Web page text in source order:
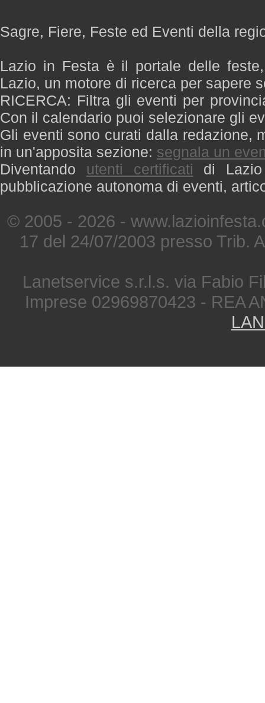
Sagre, Fiere, Feste ed Eventi della
Lazio in Festa è il portale delle
Lazio, un motore di ricerca per sapere
RICERCA: Filtra gli eventi per
Con il calendario puoi selezionare gli
Gli eventi sono curati dalla redazione,
in un'apposita sezione: segnala un
Diventando utenti certificati di
pubblicazione autonoma di eventi,
© 2005 - 2026 -
17 del 24/07/2003 presso Trib.
Lanetservice s.r.l.s. via Fabio
Imprese 02969870423 - REA